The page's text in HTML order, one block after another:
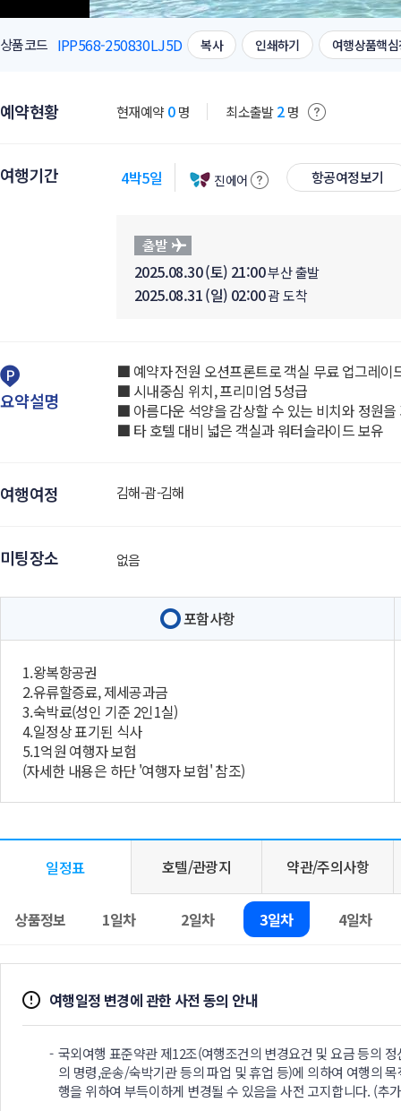
상품코드 IPP568-250830LJ5D 복사 인쇄하기 여행상품핵
예약현황 현재예약0명 최소출발2명
여행기간 4박5일 진에어 항공여정보기
2025.08.30 (토) 21:00부산 출발
2025.08.31 (일) 02:00괌 도착
요약설명
■ 예약자 전원 오션프론트로 객실 무료 업그레이
■ 시내중심 위치, 프리미엄 5성급
■ 아름다운 석양을 감상할 수 있는 비치와 정원
■ 타 호텔 대비 넓은 객실과 워터슬라이드 보유
여행여정 김해-괌-김해
미팅장소 없음
포함사항
1.왕복항공권
2.유류할증료, 제세공과금
3.숙박료(성인 기준 2인1실)
4.일정상 표기된 식사
5.1억원 여행자 보험
(자세한 내용은 하단 '여행자 보험' 참조)
일정표 호텔/관광지 약관/주의사항
상품정보 1일차 2일차 3일차 4일차
여행일정 변경에 관한 사전 동의 안내
국외여행 표준약관 제12조(여행조건의 변경요건 및 요금 등의
의 명령,운송/숙박기관 등의 파업 및 휴업 등)에 의하여 여행의
행을 위하여 부득이하게 변경될 수 있음을 사전 고지합니다. (추